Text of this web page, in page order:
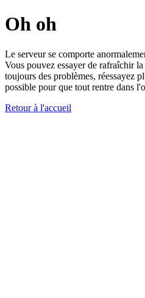
Oh oh
Le serveur se comporte
Vous pouvez essayer de rafraîchir
toujours des problèmes, réessayez
possible pour que tout rentre dans
Retour à l'accueil